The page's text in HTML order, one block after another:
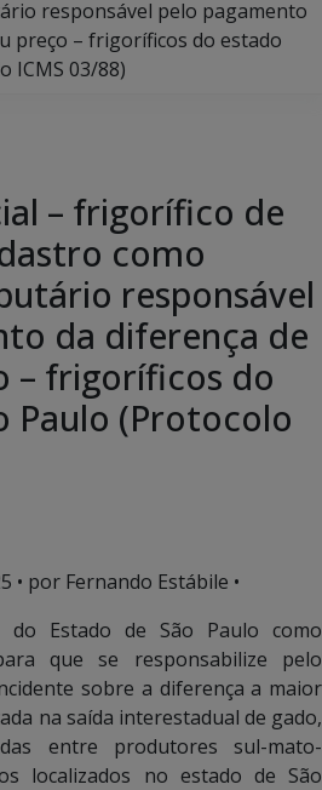
responsável pelo pagamento
preço – frigoríficos do estado
ICMS 03/88)
– frigorífico de
como
responsável
da diferença de
– frigoríficos do
Paulo (Protocolo
• por Fernando Estábile •
do Estado de São Paulo como
que se responsabilize pelo
sobre a diferença a maior
na saída interestadual de gado,
entre produtores sul-mato-
localizados no estado de São